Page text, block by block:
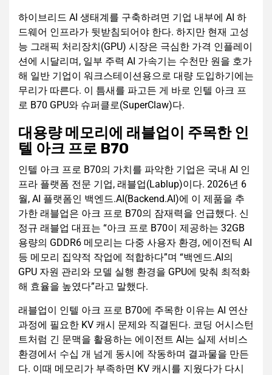
하이브리드 AI 생태계를 구축하려면 기업 내부에 AI 하
드웨어 인프라가 뒷받침되어야 한다. 하지만 현재 고성
능 그래픽 처리장치(GPU) 시장은 극심한 가격 인플레이
션에 시달리며, 일부 주력 AI 가속기는 수천만 원을 호가
해 일반 기업이 워크스테이션용으로 대량 도입하기에는
무리가 따른다. 이 틈새를 파고든 게 바로 인텔 아크 프
로 B70 GPU와 슈퍼클로(SuperClaw)다.
대용량 메모리에 래블업이 주목한 인
텔 아크 프로 B70
인텔 아크 프로 B70의 가치를 파악한 기업은 국내 AI 인
프라 플랫폼 전문 기업, 래블업(Lablup)이다. 2026년 6
월, AI 플랫폼인 백엔드.AI(Backend.AI)에 이 제품을 추
가한 래블업은 아크 프로 B70의 잠재력을 언급했다. 신
정규 래블업 대표는 “아크 프로 B70이 제공하는 32GB
용량의 GDDR6 메모리는 다중 사용자 환경, 에이전틱 AI
등 메모리 집약적 작업에 적합하다”며 “백엔드.AI의
GPU 자원 관리와 모델 실행 환경을 GPU에 맞춰 최적화
해 효율을 높였다”라고 말했다.
래블업이 인텔 아크 프로 B70에 주목한 이유는 AI 연산
과정에 필요한 KV 캐시 문제와 직결된다. 코딩 어시스턴
트처럼 긴 문맥을 활용하는 에이전트 AI는 실제 서비스
환경에서 수십 개 넘게 동시에 작동하며 결과물을 만든
다. 이때 메모리가 부족하면 KV 캐시를 지웠다가 다시